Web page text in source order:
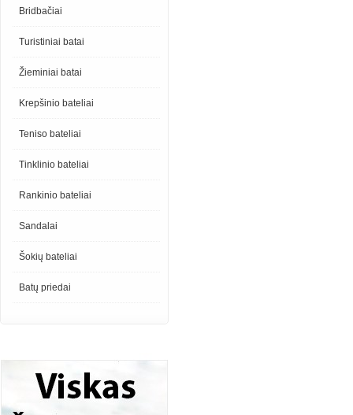
Bridbačiai
Turistiniai batai
Žieminiai batai
Krepšinio bateliai
Teniso bateliai
Tinklinio bateliai
Rankinio bateliai
Sandalai
Šokių bateliai
Batų priedai